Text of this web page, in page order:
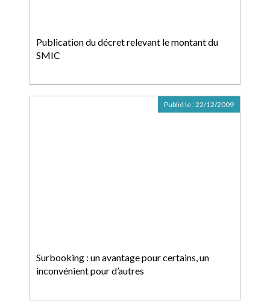
Publication du décret relevant le montant du
SMIC
Surbooking : un avantage pour certains, un
inconvénient pour d’autres
Publié le :22/12/2009